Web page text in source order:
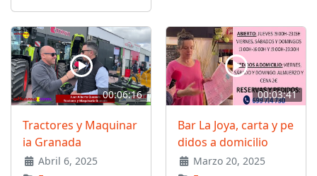
00:06:16
Tractores y Maquinar
ia Granada
Abril 6, 2025
00:03:41
Bar La Joya, carta y pe
didos a domicilio
Marzo 20, 2025